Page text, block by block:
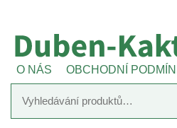
O NÁS OBCHODNÍ